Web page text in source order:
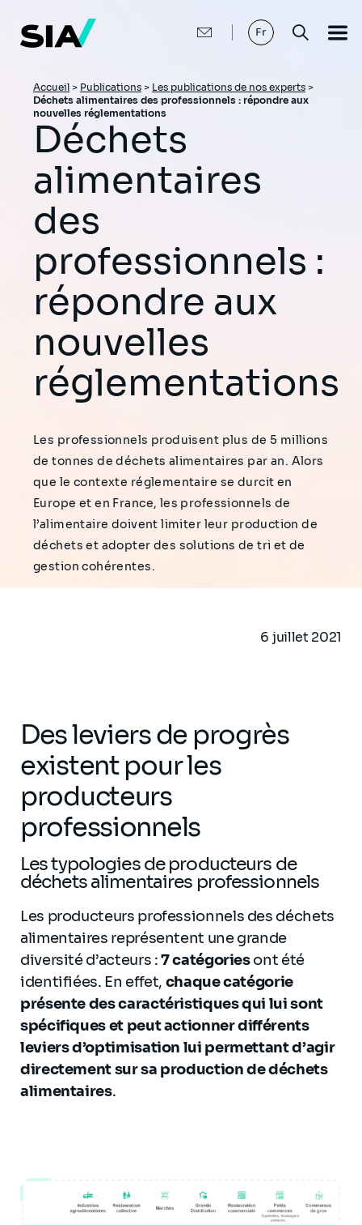
contenu
principal
Fr
Fil
d'Ariane
Accueil > Publications > Les publications de nos experts >
Déchets alimentaires des professionnels : répondre aux
nouvelles réglementations
Déchets
alimentaires
des
professionnels :
répondre aux
nouvelles
réglementations
Les professionnels produisent plus de 5 millions
de tonnes de déchets alimentaires par an. Alors
que le contexte réglementaire se durcit en
Europe et en France, les professionnels de
l’alimentaire doivent limiter leur production de
déchets et adopter des solutions de tri et de
gestion cohérentes.
6 juillet 2021
Des leviers de progrès
existent pour les
producteurs
professionnels
Les typologies de producteurs de
déchets alimentaires professionnels
Les producteurs professionnels des déchets
alimentaires représentent une grande
diversité d’acteurs :7 catégoriesont été
identifiées. En effet, chaque catégorie
présente des caractéristiques qui lui sont
spécifiques et peut actionner différents
leviers d’optimisation lui permettant d’agir
directement sur sa production de déchets
alimentaires.